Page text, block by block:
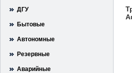
ДГУ
Бытовые
Автономные
Резервные
Аварийные